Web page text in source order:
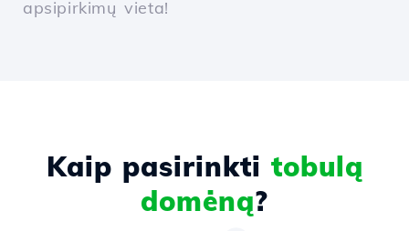
apsipirkimų vieta!
Kaip pasirinkti tobulą
domėną?